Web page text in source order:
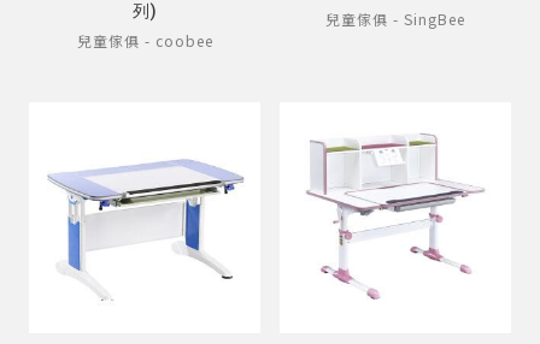
列)
兒童傢俱 - coobee
兒童傢俱 - SingBee